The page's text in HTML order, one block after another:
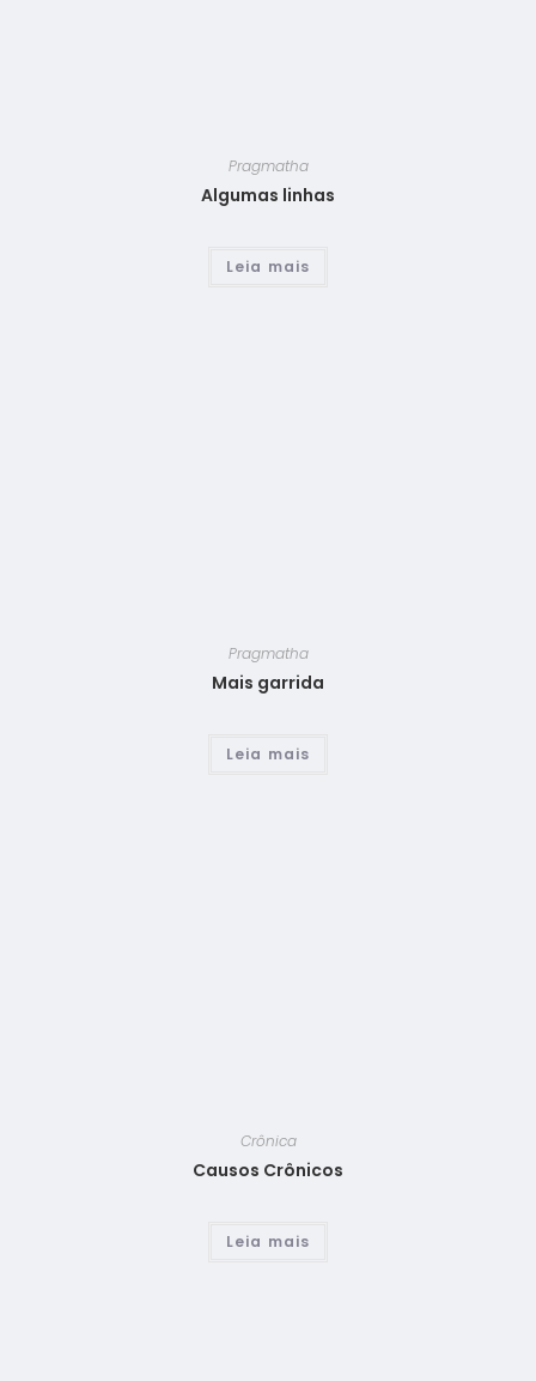
Pragmatha
Algumas linhas
Leia mais
Pragmatha
Mais garrida
Leia mais
Crônica
Causos Crônicos
Leia mais